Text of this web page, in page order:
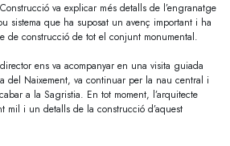
va explicar més detalls de l’engranatge
sistema que ha suposat un avenç important i ha
de construcció de tot el conjunt monumental.
ens va acompanyar en una visita guiada
del Naixement, va continuar per la nau central i
a la Sagristia. En tot moment, l’arquitecte
mil i un detalls de la construcció d’aquest